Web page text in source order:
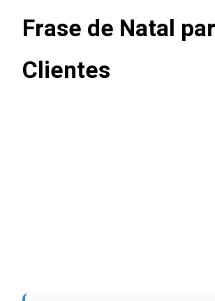
Frase de Natal
Clientes